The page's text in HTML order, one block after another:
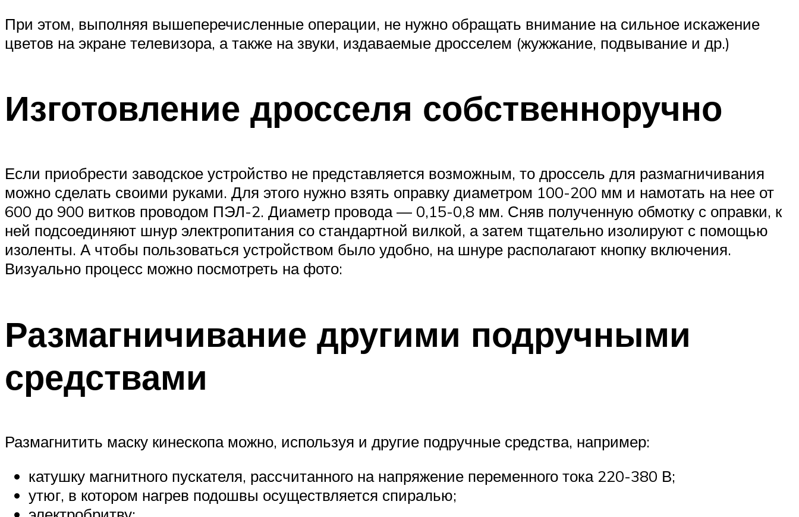
При этом, выполняя вышеперечисленные операции, не нужно обращать внимание на сильное искажение
цветов на экране телевизора, а также на звуки, издаваемые дросселем (жужжание, подвывание и др.)
Изготовление дросселя собственноручно
Если приобрести заводское устройство не представляется возможным, то дроссель для размагничивания
можно сделать своими руками. Для этого нужно взять оправку диаметром 100-200 мм и намотать на нее от
600 до 900 витков проводом ПЭЛ-2. Диаметр провода — 0,15-0,8 мм. Сняв полученную обмотку с оправки, к
ней подсоединяют шнур электропитания со стандартной вилкой, а затем тщательно изолируют с помощью
изоленты. А чтобы пользоваться устройством было удобно, на шнуре располагают кнопку включения.
Визуально процесс можно посмотреть на фото:
Размагничивание другими подручными
средствами
Размагнитить маску кинескопа можно, используя и другие подручные средства, например:
катушку магнитного пускателя, рассчитанного на напряжение переменного тока 220-380 В;
утюг, в котором нагрев подошвы осуществляется спиралью;